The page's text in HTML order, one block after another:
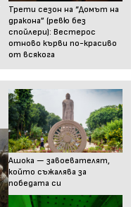
Трети сезон на “Домът на
дракона” (ревю без
спойлери): Вестерос
отново кърви по-красиво
от всякога
Ашока — завоевателят,
който съжалява за
победата си